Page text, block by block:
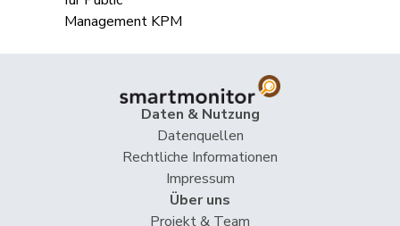
Daten & Nutzung
Datenquellen
Rechtliche Informationen
Impressum
Über uns
Projekt & Team